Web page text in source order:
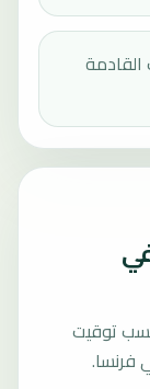
القادمة
توقيت